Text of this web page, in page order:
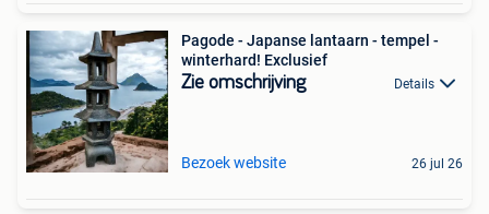
Pagode - Japanse lantaarn - tempel -
winterhard! Exclusief
Zie omschrijving Details
Bezoek website 26 jul 26